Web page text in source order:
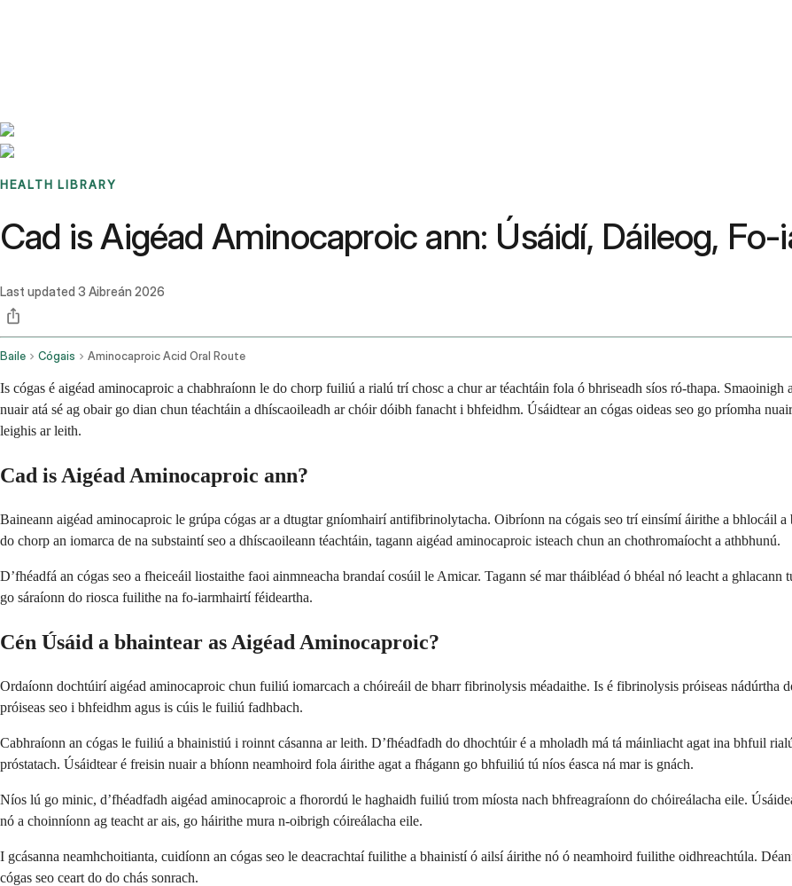
HEALTH LIBRARY
Cad is Aigéad Aminocaproic ann: Úsáidí, Dáileog,
Last updated 3 Aibreán 2026
Baile Cógais Aminocaproic Acid Oral Route
Is cógas é aigéad aminocaproic a chabhraíonn le do chorp fuiliú a rialú trí chosc a chur ar téachtáin fola ó bhriseadh síos ró-thapa.
nuair atá sé ag obair go dian chun téachtáin a dhíscaoileadh ar chóir dóibh fanacht i bhfeidhm. Úsáidtear an cógas oideas seo go príomha
leighis ar leith.
Cad is Aigéad Aminocaproic ann?
Baineann aigéad aminocaproic le grúpa cógas ar a dtugtar gníomhairí antifibrinolytacha. Oibríonn na cógais seo trí einsímí áirithe a bhlocáil
do chorp an iomarca de na substaintí seo a dhíscaoileann téachtáin, tagann aigéad aminocaproic isteach chun an chothromaíocht a athbhunú.
D’fhéadfá an cógas seo a fheiceáil liostaithe faoi ainmneacha brandaí cosúil le Amicar. Tagann sé mar tháibléad ó bhéal nó leacht a
go sáraíonn do riosca fuilithe na fo-iarmhairtí féideartha.
Cén Úsáid a bhaintear as Aigéad Aminocaproic?
Ordaíonn dochtúirí aigéad aminocaproic chun fuiliú iomarcach a chóireáil de bharr fibrinolysis méadaithe. Is é fibrinolysis próiseas nádúrtha
próiseas seo i bhfeidhm agus is cúis le fuiliú fadhbach.
Cabhraíonn an cógas le fuiliú a bhainistiú i roinnt cásanna ar leith. D’fhéadfadh do dhochtúir é a mholadh má tá máinliacht agat ina bhfuil
próstatach. Úsáidtear é freisin nuair a bhíonn neamhoird fola áirithe agat a fhágann go bhfuiliú tú níos éasca ná mar is gnách.
Níos lú go minic, d’fhéadfadh aigéad aminocaproic a fhorordú le haghaidh fuiliú trom míosta nach bhfreagraíonn do chóireálacha eile.
nó a choinníonn ag teacht ar ais, go háirithe mura n-oibrigh cóireálacha eile.
I gcásanna neamhchoitianta, cuidíonn an cógas seo le deacrachtaí fuilithe a bhainistí ó ailsí áirithe nó ó neamhoird fuilithe oidhreachtúla.
cógas seo ceart do do chás sonrach.